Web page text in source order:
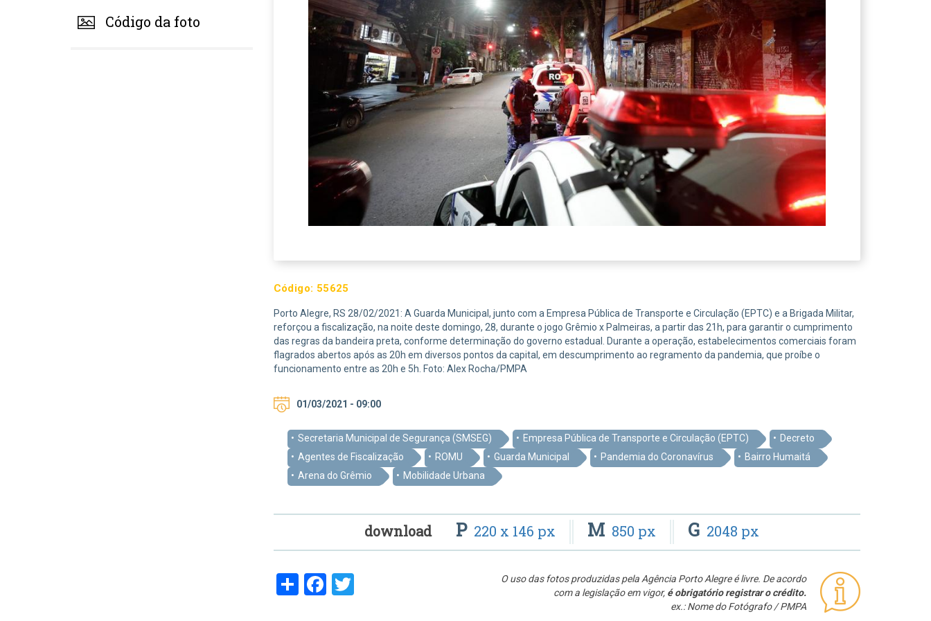
Código da foto
Código: 55625
Porto Alegre, RS 28/02/2021: A Guarda Municipal, junto com a Empresa Pública de Transporte e Circulação (EPTC) e a Brigada Militar,
reforçou a fiscalização, na noite deste domingo, 28, durante o jogo Grêmio x Palmeiras, a partir das 21h, para garantir o cumprimento
das regras da bandeira preta, conforme determinação do governo estadual. Durante a operação, estabelecimentos comerciais foram
flagrados abertos após as 20h em diversos pontos da capital, em descumprimento ao regramento da pandemia, que proíbe o
funcionamento entre as 20h e 5h. Foto: Alex Rocha/PMPA
01/03/2021 - 09:00
Secretaria Municipal de Segurança (SMSEG) Empresa Pública de Transporte e Circulação (EPTC)
Decreto
Agentes de Fiscalização
ROMU Guarda Municipal Pandemia do Coronavírus
Bairro Humaitá
Arena do Grêmio
Mobilidade Urbana
download P 220 x 146 px M 850 px G 2048 px
O uso das fotos produzidas pela Agência Porto Alegre é livre. De acordo
com a legislação em vigor, é obrigatório registrar o crédito.
ex.: Nome do Fotógrafo / PMPA
ShareFacebook
Twitter